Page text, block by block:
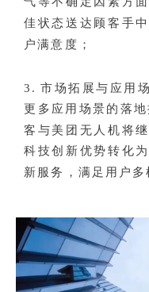
佳状态送达顾客手
户满意度；
3. 市场拓展与应用
更多应用场景的落
客与美团无人机将
科技创新优势转化
新服务，满足用户多